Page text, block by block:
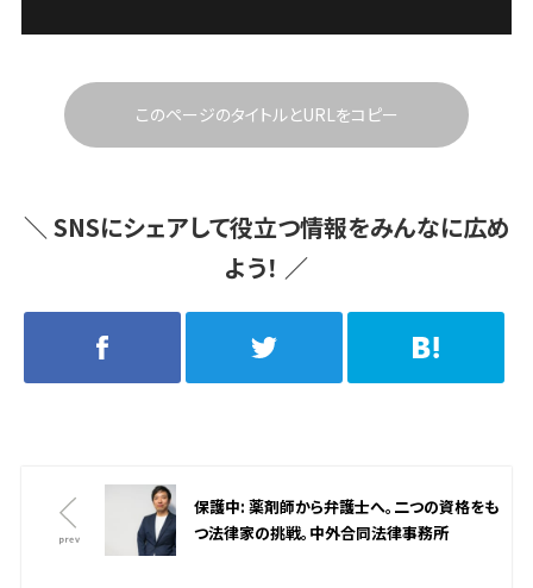
このページのタイトルとURLをコピー
＼ SNSにシェアして役立つ情報をみんなに広め
よう！ ／
保護中: 薬剤師から弁護士へ。二つの資格をも
つ法律家の挑戦。中外合同法律事務所